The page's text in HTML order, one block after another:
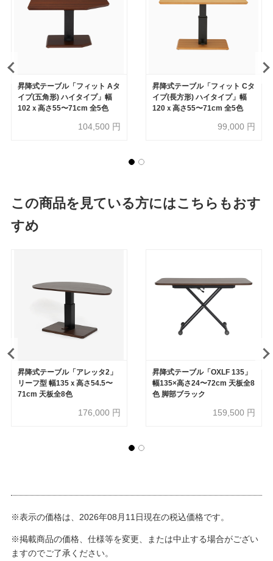
昇降式テーブル「フィット Aタ
イプ(五角形) ハイタイプ」幅
102ｘ高さ55〜71cm 全5色
104,500 円
昇降式テーブル「フィット Cタ
イプ(長方形) ハイタイプ」幅
120ｘ高さ55〜71cm 全5色
99,000 円
この商品を見ている方にはこちらもおす
すめ
昇降式テーブル「アレッタ2」
リーフ型 幅135ｘ高さ54.5〜
71cm 天板全8色
176,000 円
昇降式テーブル「OXLF 135」
幅135×高さ24〜72cm 天板全8
色 脚部ブラック
159,500 円
※表示の価格は、2026年08月11日現在の税込価格です。
※掲載商品の価格、仕様等を変更、または中止する場合がござい
ますのでご了承ください。